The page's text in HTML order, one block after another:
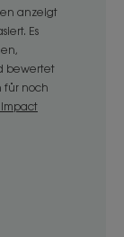
Fettsäuren
Finish
anzeigt
Es
bewertet
für noch
Impact